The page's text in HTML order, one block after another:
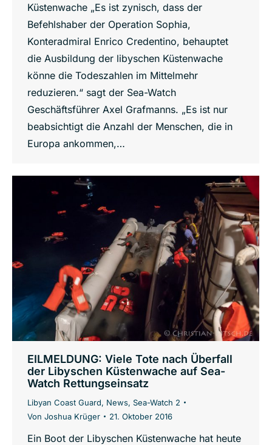
Küstenwache „Es ist zynisch, dass der
Befehlshaber der Operation Sophia,
Konteradmiral Enrico Credentino, behauptet
die Ausbildung der libyschen Küstenwache
könne die Todeszahlen im Mittelmehr
reduzieren.“ sagt der Sea-Watch
Geschäftsführer Axel Grafmanns. „Es ist nur
beabsichtigt die Anzahl der Menschen, die in
Europa ankommen,…
EILMELDUNG: Viele Tote nach Überfall
der Libyschen Küstenwache auf Sea-
Watch Rettungseinsatz
Libyan Coast Guard, News, Sea-Watch 2
Von Joshua Krüger 21. Oktober 2016
Ein Boot der Libyschen Küstenwache hat heute